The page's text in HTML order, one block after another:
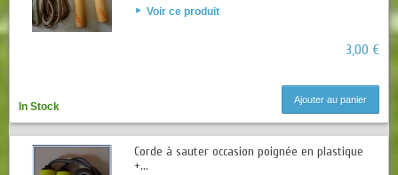
Voir ce produit
3,00 €
In Stock
Ajouter au panier
Corde à sauter occasion poignée en plastique
+...